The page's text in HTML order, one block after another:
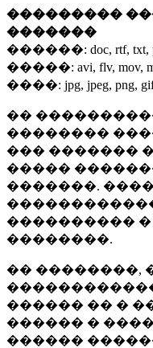
���������
�������
������: doc, rtf, txt,
�����: avi, flv, mov,
����: jpg, jpeg, png,
��
��������
��� �������
�����
�������.
����������
��������.
�� ��������,
������ �� �
������ �
������